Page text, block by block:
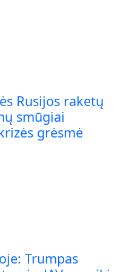
Rusijos raketų
smūgiai
grėsmė
Trumpas